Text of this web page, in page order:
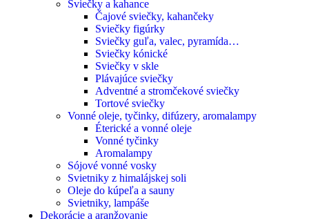
Sviečky a kahance
Čajové sviečky, kahančeky
Sviečky figúrky
Sviečky guľa, valec, pyramída…
Sviečky kónické
Sviečky v skle
Plávajúce sviečky
Adventné a stromčekové sviečky
Tortové sviečky
Vonné oleje, tyčinky, difúzery, aromalampy
Éterické a vonné oleje
Vonné tyčinky
Aromalampy
Sójové vonné vosky
Svietniky z himalájskej soli
Oleje do kúpeľa a sauny
Svietniky, lampáše
Dekorácie a aranžovanie